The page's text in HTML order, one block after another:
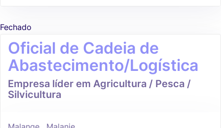
Fechado
Oficial de Cadeia de
Abastecimento/Logística
Empresa líder em Agricultura / Pesca /
Silvicultura